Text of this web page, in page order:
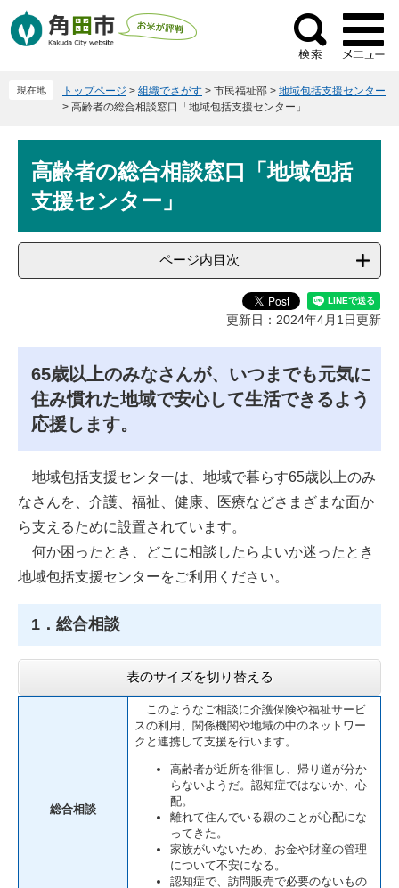
ー
ニ
検
索
現在地 トップページ > 組織でさがす > 市民福祉部 > 地域包括支援センター
> 高齢者の総合相談窓口「地域包括支援センター」
高齢者の総合相談窓口「地域包括
支援センター」
ページ内目次
更新日：2024年4月1日更新
65歳以上のみなさんが、いつまでも元気に
住み慣れた地域で安心して生活できるよう
応援します。
地域包括支援センターは、地域で暮らす65歳以上のみ
なさんを、介護、福祉、健康、医療などさまざまな面か
ら支えるために設置されています。
何か困ったとき、どこに相談したらよいか迷ったとき
地域包括支援センターをご利用ください。
1．総合相談
表のサイズを切り替える
総合相談
このようなご相談に介護保険や福祉サービ
スの利用、関係機関や地域の中のネットワー
クと連携して支援を行います。
高齢者が近所を徘徊し、帰り道が分か
らないようだ。認知症ではないか、心
配。
離れて住んでいる親のことが心配にな
ってきた。
家族がいないため、お金や財産の管理
について不安になる。
認知症で、訪問販売で必要のないもの